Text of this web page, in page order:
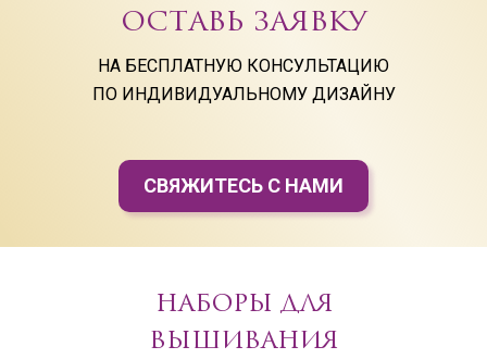
ОСТАВЬ ЗАЯВКУ
НА БЕСПЛАТНУЮ КОНСУЛЬТАЦИЮ
ПО ИНДИВИДУАЛЬНОМУ ДИЗАЙНУ
СВЯЖИТЕСЬ С НАМИ
НАБОРЫ ДЛЯ
ВЫШИВАНИЯ